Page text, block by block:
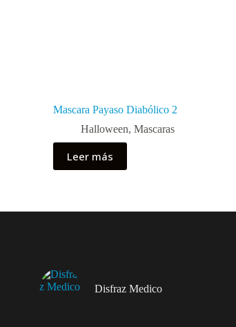
Mascara Payaso Diabólico 2
Halloween, Mascaras
Leer más
Disfraz Medico